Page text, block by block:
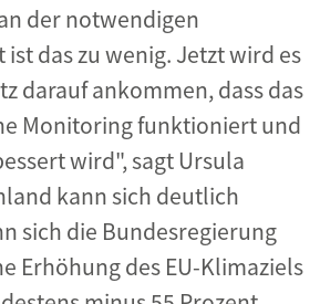
der notwendigen
das zu wenig. Jetzt wird es
darauf ankommen, dass das
Monitoring funktioniert und
wird", sagt Ursula
kann sich deutlich
sich die Bundesregierung
Erhöhung des EU-Klimaziels